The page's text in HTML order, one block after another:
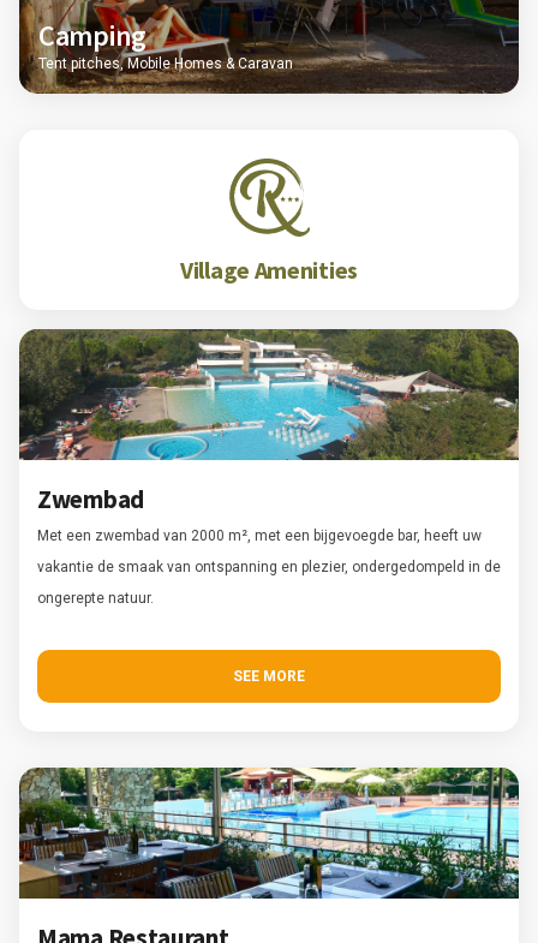
Camping
Tent pitches, Mobile Homes & Caravan
Village Amenities
Zwembad
Met een zwembad van 2000 m², met een bijgevoegde bar, heeft uw
vakantie de smaak van ontspanning en plezier, ondergedompeld in de
ongerepte natuur.
SEE MORE